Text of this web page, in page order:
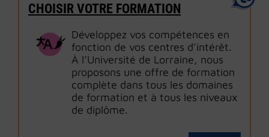
CHOISIR VOTRE FORMATION
Développez vos compétences en
fonction de vos centres d’intérêt.
À l’Université de Lorraine, nous
proposons une offre de formation
complète dans tous les domaines
de formation et à tous les niveaux
de diplôme.